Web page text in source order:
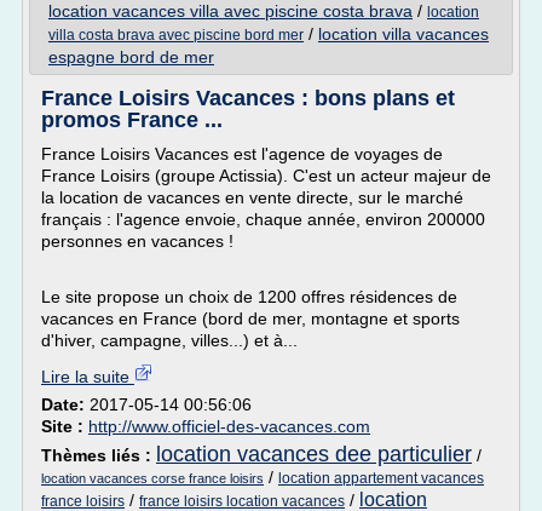
location vacances villa avec piscine costa brava / location
villa costa brava avec piscine bord mer / location villa vacances
espagne bord de mer
France Loisirs Vacances : bons plans et
promos France ...
France Loisirs Vacances est l'agence de voyages de
France Loisirs (groupe Actissia). C'est un acteur majeur de
la location de vacances en vente directe, sur le marché
français : l'agence envoie, chaque année, environ 200000
personnes en vacances !
Le site propose un choix de 1200 offres résidences de
vacances en France (bord de mer, montagne et sports
d'hiver, campagne, villes...) et à...
Lire la suite
Date: 2017-05-14 00:56:06
Site : http://www.officiel-des-vacances.com
Thèmes liés : location vacances dee particulier /
location vacances corse france loisirs / location appartement vacances
france loisirs / france loisirs location vacances / location